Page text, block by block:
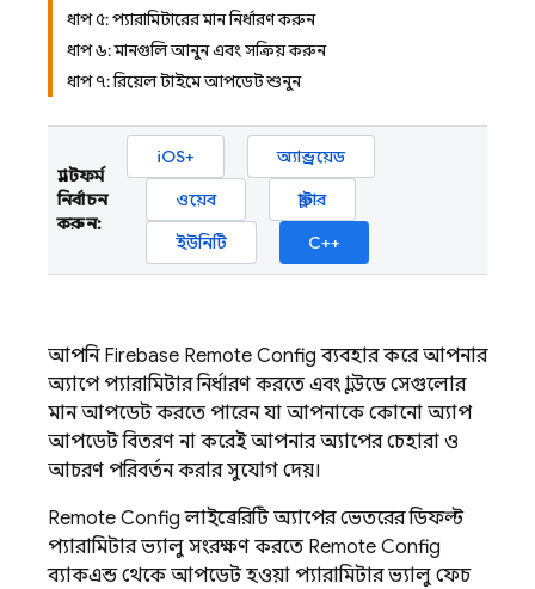
ধাপ ৫: প্যারামিটারের মান নির্ধারণ করুন
ধাপ ৬: মানগুলি আনুন এবং সক্রিয় করুন
ধাপ ৭: রিয়েল টাইমে আপডেট শুনুন
প্ল্যাটফর্ম
নির্বাচন
করুন:
iOS+
অ্যান্ড্রয়েড
ওয়েব
ফ্লাটার
ইউনিটি
C++
আপনি Firebase Remote Config ব্যবহার করে আপনার
অ্যাপে প্যারামিটার নির্ধারণ করতে এবং ক্লাউডে সেগুলোর
মান আপডেট করতে পারেন, যা আপনাকে কোনো অ্যাপ
আপডেট বিতরণ না করেই আপনার অ্যাপের চেহারা ও
আচরণ পরিবর্তন করার সুযোগ দেয়।
Remote Config লাইব্রেরিটি অ্যাপের ভেতরের ডিফল্ট
প্যারামিটার ভ্যালু সংরক্ষণ করতে, Remote Config
ব্যাকএন্ড থেকে আপডেট হওয়া প্যারামিটার ভ্যালু ফেচ